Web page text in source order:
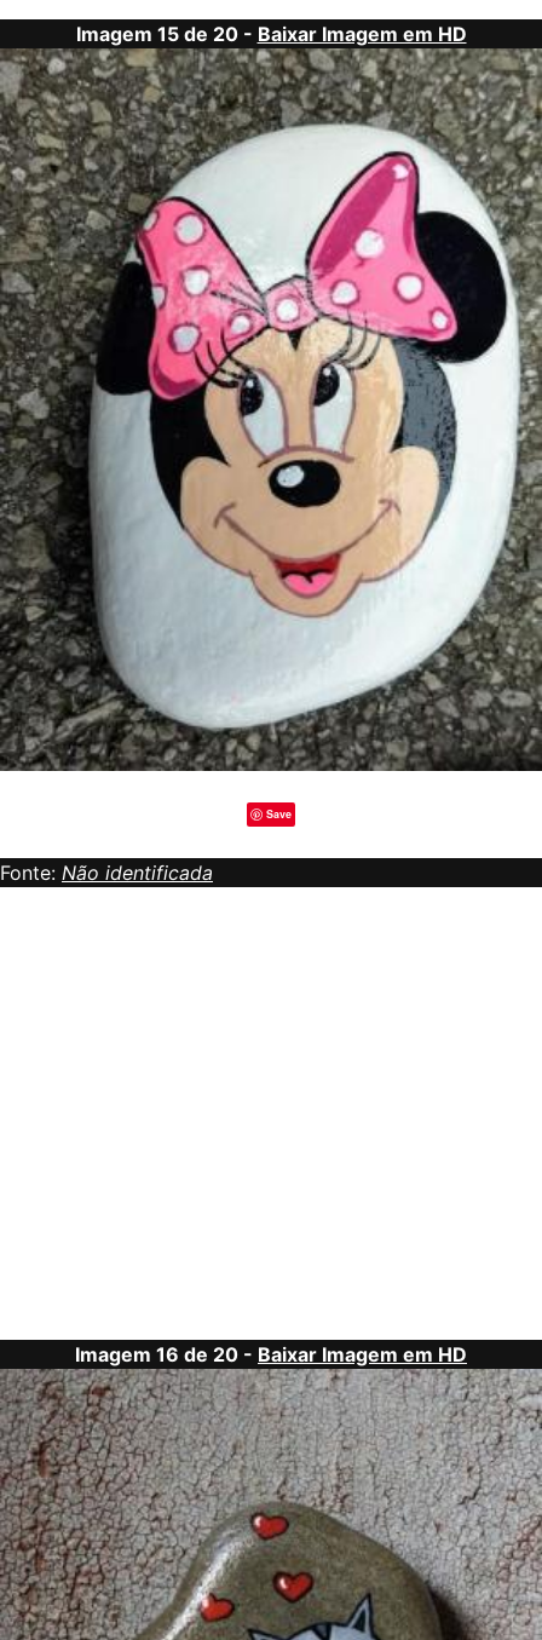
Imagem 15 de 20 - Baixar Imagem em HD
Save
Fonte: Não identificada
Imagem 16 de 20 - Baixar Imagem em HD